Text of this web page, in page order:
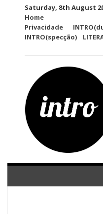
Saturday, 8th August
Home
Privacidade
INTRO(specção)